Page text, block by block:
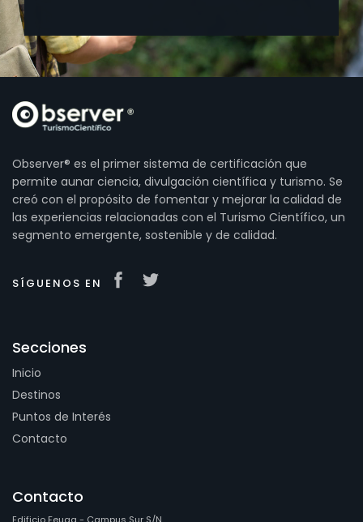
Observer® es el primer sistema de certificación que
permite aunar ciencia, divulgación científica y turismo. Se
creó con el propósito de fomentar y mejorar la calidad de
las experiencias relacionadas con el Turismo Científico, un
segmento emergente, sostenible y de calidad.
SÍGUENOS EN
Secciones
Inicio
Destinos
Puntos de Interés
Contacto
Contacto